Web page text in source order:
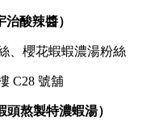
酸辣醬）
、櫻花蝦蝦濃湯粉絲
C28 號舖
頭熬製特濃蝦湯）